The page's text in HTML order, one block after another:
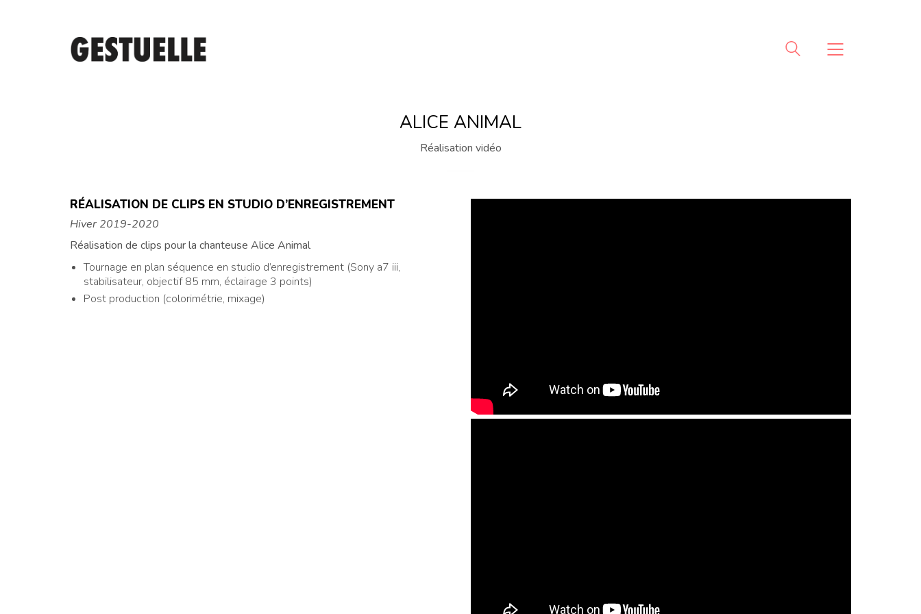
ALICE ANIMAL
Réalisation vidéo
RÉALISATION DE CLIPS EN STUDIO D’ENREGISTREMENT
Hiver 2019-2020
Réalisation de clips pour la chanteuse Alice Animal
Tournage en plan séquence en studio d’enregistrement (Sony a7 iii,
stabilisateur, objectif 85 mm, éclairage 3 points)
Post production (colorimétrie, mixage)